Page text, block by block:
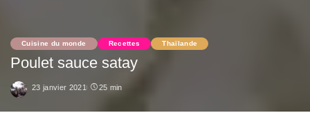
Cuisine du monde Recettes Thaïlande
Poulet sauce satay
23 janvier 2021 25 min